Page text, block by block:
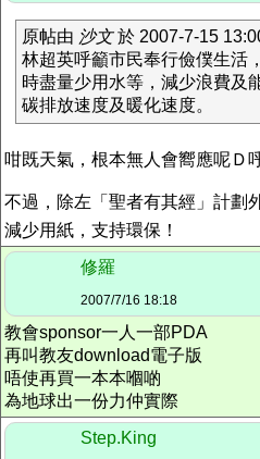
原帖由 沙文於 2007-7-15
林超英呼籲市民奉行儉僕生活
時盡量少用水等，減少浪費及
碳排放速度及暖化速度。
咁既天氣，根本無人會嚮應呢Ｄ
不過，除左「聖者有其經」計劃
減少用紙，支持環保！
修羅
2007/7/16 18:18
教會sponsor一人一部PDA
再叫教友download電子版
唔使再買一本本嗰啲
為地球出一份力仲實際
Step.King